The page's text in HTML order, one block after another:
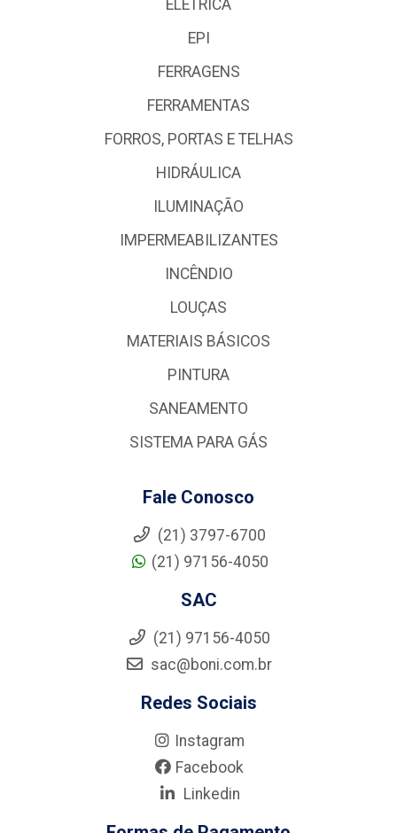
ELÉTRICA
EPI
FERRAGENS
FERRAMENTAS
FORROS, PORTAS E TELHAS
HIDRÁULICA
ILUMINAÇÃO
IMPERMEABILIZANTES
INCÊNDIO
LOUÇAS
MATERIAIS BÁSICOS
PINTURA
SANEAMENTO
SISTEMA PARA GÁS
Fale Conosco
(21) 3797-6700
(21) 97156-4050
SAC
(21) 97156-4050
sac@boni.com.br
Redes Sociais
Instagram
Facebook
Linkedin